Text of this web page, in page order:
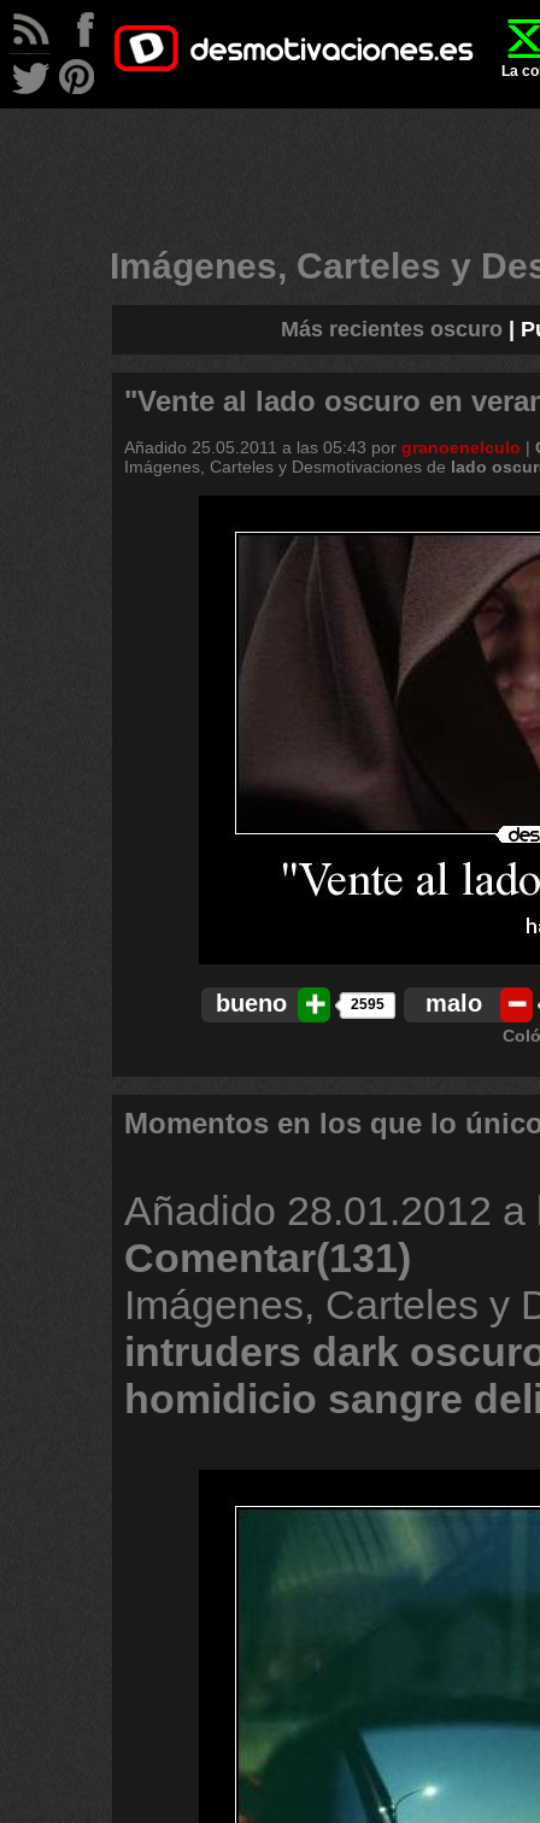
La
Imágenes, Carteles y
Más recientes oscuro|
"Vente al lado oscuro en
Añadido 25.05.2011 a las 05:43 por granoenelculo |
Imágenes, Carteles y Desmotivaciones de lado
bueno 2595 malo
Momentos en los que lo
Añadido 28.01.2012 a
Comentar(131)
Imágenes, Carteles y
intruders dark
homidicio sangre